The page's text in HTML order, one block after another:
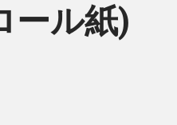
ール紙)